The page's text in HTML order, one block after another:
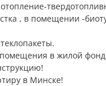
, в помещении -
в жилой
в Минске!